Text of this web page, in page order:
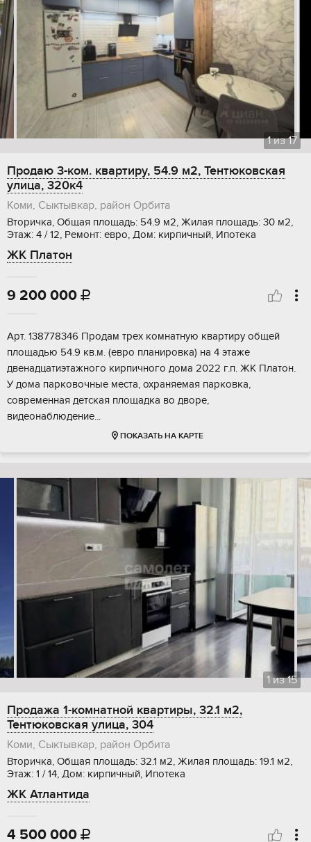
1из17
Продаю 3-ком. квартиру, 54.9 м2, Тентюковская
улица, 320к4
Коми, Сыктывкар, район Орбита
Вторичка, Общая площадь: 54.9 м2, Жилая площадь: 30 м2,
Этаж: 4 / 12, Ремонт: евро, Дом: кирпичный, Ипотека
ЖК Платон
9 200 000 
Арт. 138778346 Продам трех комнатную квартиру общей
площадью 54.9 кв.м. (евро планировка) на 4 этаже
двенадцатиэтажного кирпичного дома 2022 г.п. ЖК Платон.
У дома парковочные места, охраняемая парковка,
современная детская площадка во дворе,
видеонаблюдение...
ПОКАЗАТЬ НА КАРТЕ
1 из15
Продажа 1-комнатной квартиры, 32.1 м2,
Тентюковская улица, 304
Коми, Сыктывкар, район Орбита
Вторичка, Общая площадь: 32.1 м2, Жилая площадь: 19.1 м2,
Этаж: 1 / 14, Дом: кирпичный, Ипотека
ЖК Атлантида
4 500 000 